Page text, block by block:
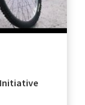
Initiative